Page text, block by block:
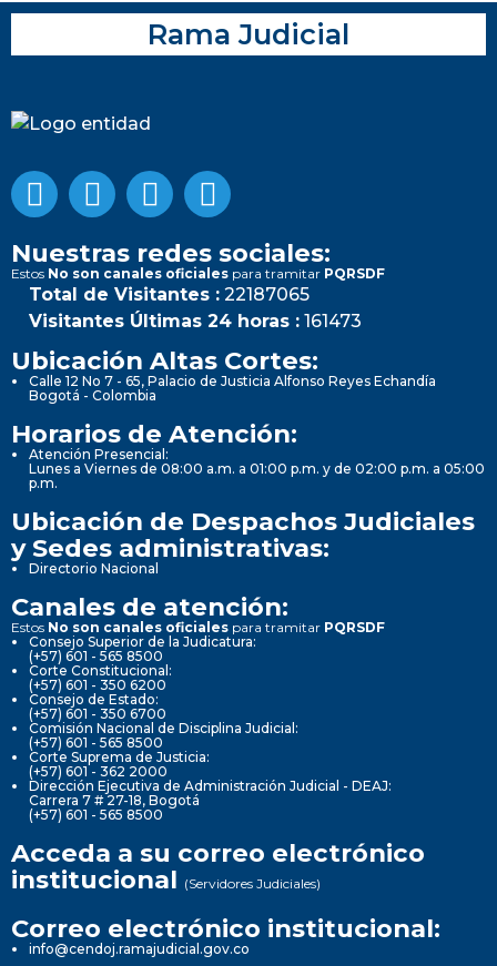
Rama Judicial
Nuestras redes sociales:
Estos No son canales oficiales para tramitar PQRSDF
Total de Visitantes : 22187065
Visitantes Últimas 24 horas : 161473
Ubicación Altas Cortes:
Calle 12 No 7 - 65, Palacio de Justicia Alfonso Reyes Echandía
Bogotá - Colombia
Horarios de Atención:
Atención Presencial:
Lunes a Viernes de 08:00 a.m. a 01:00 p.m. y de 02:00 p.m. a 05:00
p.m.
Ubicación de Despachos Judiciales
y Sedes administrativas:
Directorio Nacional
Canales de atención:
Estos No son canales oficiales para tramitar PQRSDF
Consejo Superior de la Judicatura:
(+57) 601 - 565 8500
Corte Constitucional:
(+57) 601 - 350 6200
Consejo de Estado:
(+57) 601 - 350 6700
Comisión Nacional de Disciplina Judicial:
(+57) 601 - 565 8500
Corte Suprema de Justicia:
(+57) 601 - 362 2000
Dirección Ejecutiva de Administración Judicial - DEAJ:
Carrera 7 # 27-18, Bogotá
(+57) 601 - 565 8500
Acceda a su correo electrónico
institucional (Servidores Judiciales)
Correo electrónico institucional:
info@cendoj.ramajudicial.gov.co